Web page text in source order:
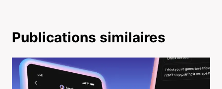
Publications similaires